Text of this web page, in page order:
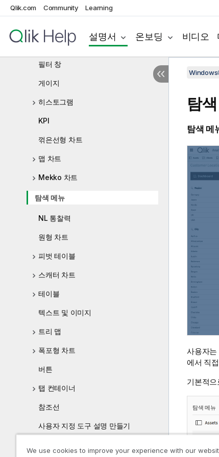
Qlik.com Community Learning
설명서 온보딩 비디오
글머리 기호 차트
분포도
필터 창
게이지
히스토그램
KPI
꺾은선형 차트
맵 차트
Mekko 차트
탐색 메뉴
NL 통찰력
원형 차트
피벗 테이블
스캐터 차트
테이블
텍스트 및 이미지
트리 맵
폭포형 차트
버튼
탭 컨테이너
참조선
사용자 지정 도구 설명 만들기
Windows
탐
탐색 메
사용자는
에서 직
기본적
탐색 메뉴
We use cookies to improve your experience with our